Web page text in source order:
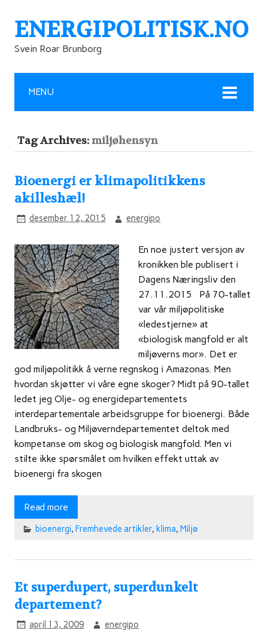
ENERGIPOLITISK.NO
Svein Roar Brunborg
MENU
Tag Archives:miljøhensyn
Bioenergi er klimapolitikkens
akilleshæl!
desember 12, 2015 energipo
En noe justert versjon av
kronikken ble publisert i
Dagens Næringsliv den
27.11.2015 På 70-tallet
var vår miljøpolitiske
«ledestjerne» at
«biologisk mangfold er alt
miljøverns mor». Det er
god miljøpolitikk å verne regnskog i Amazonas. Men
hvordan skjøtter vi våre egne skoger? Midt på 90-tallet
ledet jeg Olje- og energidepartementets
interdepartementale arbeidsgruppe for bioenergi. Både
Landbruks- og Miljøverndepartementet deltok med
kompetanse om skog og biologisk mangfold. Men vi
stilte ikke spørsmålet om hvilken effekt uttak av
bioenergi fra skogen
Read more
bioenergi, Fremhevede artikler, klima, Miljø
Et superdupert, superdunkelt
departement?
april 13, 2009 energipo